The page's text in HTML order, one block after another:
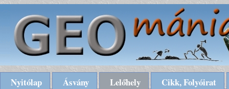
Nyitólap Ásvány Lelőhely
Cikk, Folyóirat